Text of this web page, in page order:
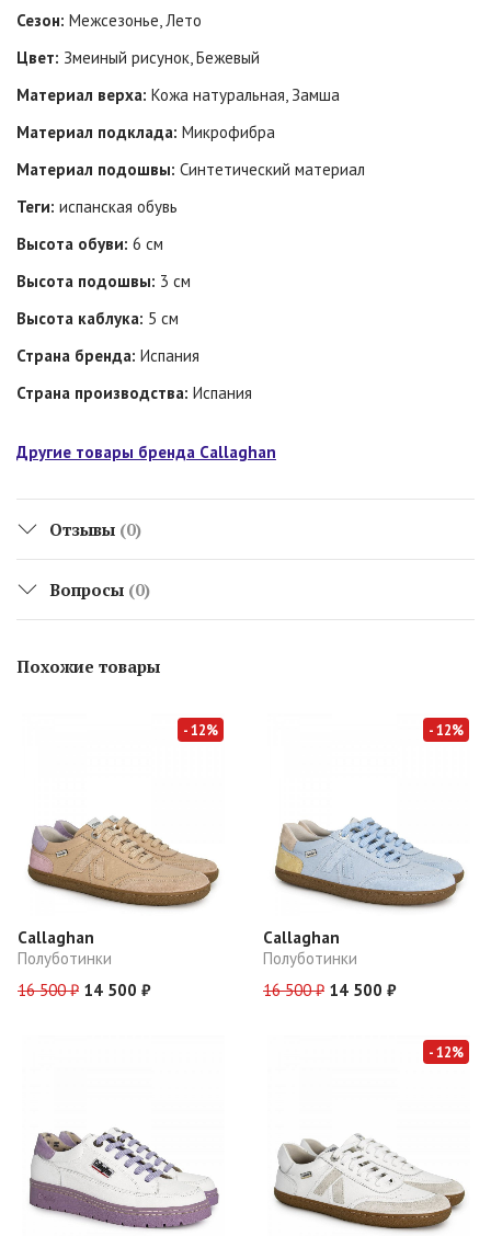
Сезон: Межсезонье, Лето
Цвет: Змеиный рисунок, Бежевый
Материал верха: Кожа натуральная, Замша
Материал подклада: Микрофибра
Материал подошвы: Синтетический материал
Теги: испанская обувь
Высота обуви: 6 см
Высота подошвы: 3 см
Высота каблука: 5 см
Страна бренда: Испания
Страна производства: Испания
Другие товары бренда Callaghan
Отзывы (0)
Вопросы (0)
Похожие товары
- 12%
Callaghan
Полуботинки
16 500 ₽ 14 500 ₽
- 12%
Callaghan
Полуботинки
16 500 ₽ 14 500 ₽
- 12%